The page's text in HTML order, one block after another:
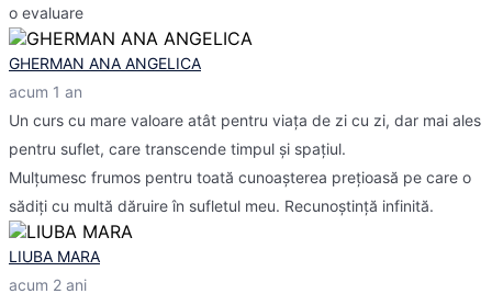
o evaluare
GHERMAN ANA ANGELICA
acum 1 an
Un curs cu mare valoare atât pentru viața de zi cu zi, dar mai ales
pentru suflet, care transcende timpul și spațiul.
Mulțumesc frumos pentru toată cunoașterea prețioasă pe care o
sădiți cu multă dăruire în sufletul meu. Recunoștință infinită.
LIUBA MARA
acum 2 ani